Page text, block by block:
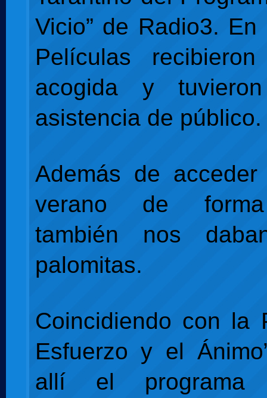
Vicio” de Radio3.
Películas
acogida y
asistencia de público.
Además de
verano de
también nos
palomitas.
Coincidiendo con la
Esfuerzo y el
allí el programa